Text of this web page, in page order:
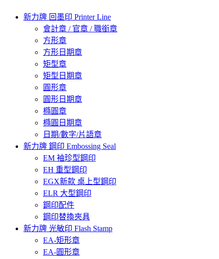
新力牌 回墨印 Printer Line
會計章 / 官章 / 職銜章
方形章
方形日期章
矩型章
矩型日期章
圓形章
圓形日期章
橢圓章
橢圓日期章
日期/數字/片語章
新力牌 鋼印 Embossing Seal
EM 袖珍型鋼印
EH 重型鋼印
EGX新款 桌上型鋼印
ELR 大型鋼印
鋼印配件
鋼印替換夾具
新力牌 光敏印 Flash Stamp
EA-矩形章
EA-圓形章